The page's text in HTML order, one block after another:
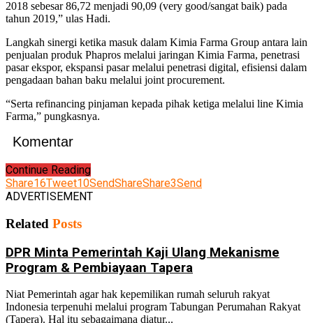
2018 sebesar 86,72 menjadi 90,09 (very good/sangat baik) pada
tahun 2019,” ulas Hadi.
Langkah sinergi ketika masuk dalam Kimia Farma Group antara lain
penjualan produk Phapros melalui jaringan Kimia Farma, penetrasi
pasar ekspor, ekspansi pasar melalui penetrasi digital, efisiensi dalam
pengadaan bahan baku melalui joint procurement.
“Serta refinancing pinjaman kepada pihak ketiga melalui line Kimia
Farma,” pungkasnya.
Komentar
Continue Reading
Share16Tweet10SendShareShare3Send
ADVERTISEMENT
Related Posts
DPR Minta Pemerintah Kaji Ulang Mekanisme
Program & Pembiayaan Tapera
Niat Pemerintah agar hak kepemilikan rumah seluruh rakyat
Indonesia terpenuhi melalui program Tabungan Perumahan Rakyat
(Tapera). Hal itu sebagaimana diatur...